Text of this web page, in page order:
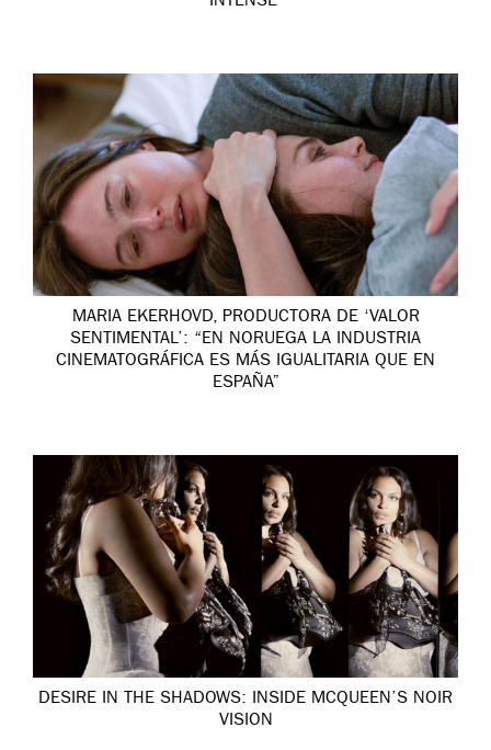
MARIA EKERHOVD, PRODUCTORA DE ‘VALOR
SENTIMENTAL’: “EN NORUEGA LA INDUSTRIA
CINEMATOGRÁFICA ES MÁS IGUALITARIA QUE EN
ESPAÑA”
DESIRE IN THE SHADOWS: INSIDE MCQUEEN’S NOIR
VISION